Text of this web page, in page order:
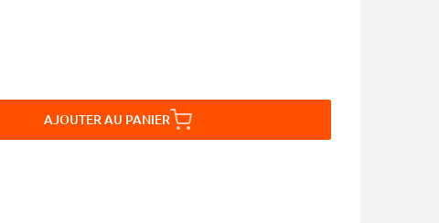
AJOUTER AU PANIER